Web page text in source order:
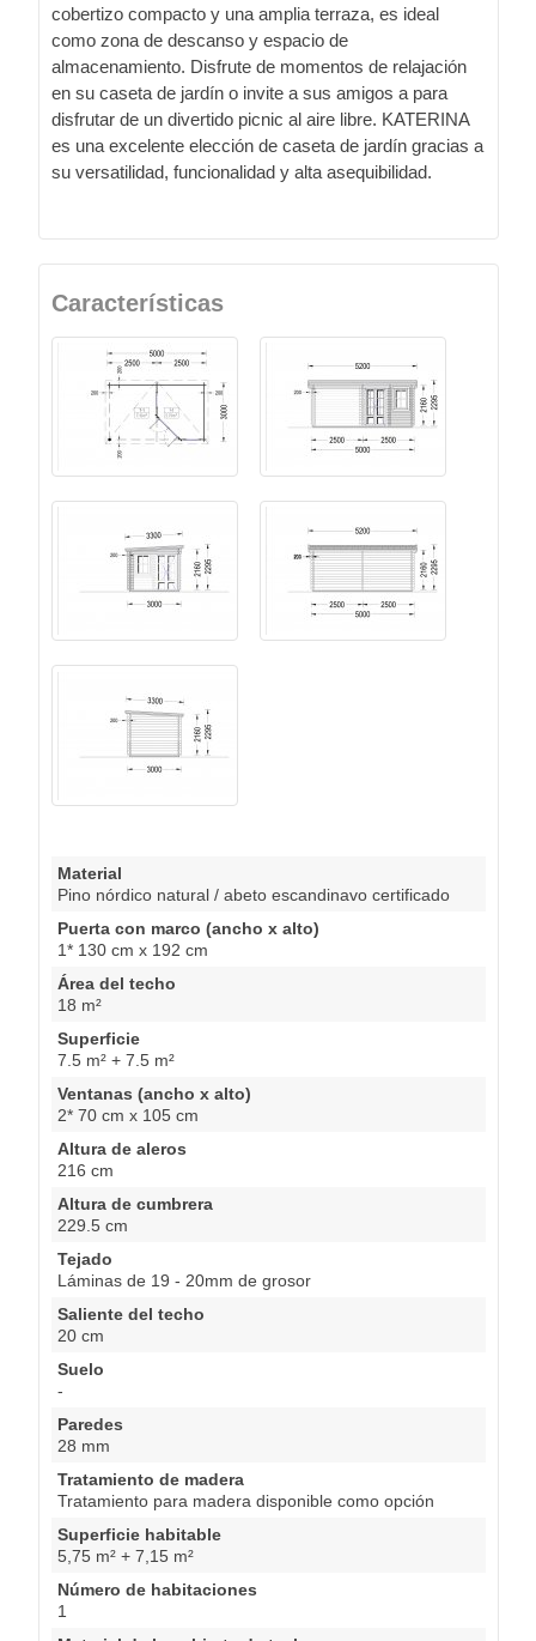
cobertizo compacto y una amplia terraza, es ideal
como zona de descanso y espacio de
almacenamiento. Disfrute de momentos de relajación
en su caseta de jardín o invite a sus amigos a para
disfrutar de un divertido picnic al aire libre. KATERINA
es una excelente elección de caseta de jardín gracias a
su versatilidad, funcionalidad y alta asequibilidad.
Características
Material
Pino nórdico natural / abeto escandinavo certificado
Puerta con marco (ancho x alto)
1* 130 cm x 192 cm
Área del techo
18 m²
Superficie
7.5 m² + 7.5 m²
Ventanas (ancho x alto)
2* 70 cm x 105 cm
Altura de aleros
216 cm
Altura de cumbrera
229.5 cm
Tejado
Láminas de 19 - 20mm de grosor
Saliente del techo
20 cm
Suelo
-
Paredes
28 mm
Tratamiento de madera
Tratamiento para madera disponible como opción
Superficie habitable
5,75 m² + 7,15 m²
Número de habitaciones
1